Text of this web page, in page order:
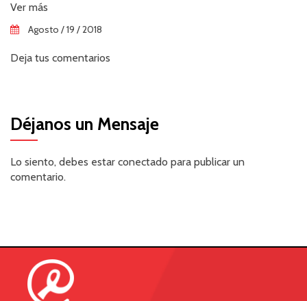
Ver más
Agosto / 19 / 2018
Deja tus comentarios
Déjanos un Mensaje
Lo siento, debes estar conectado para publicar un
comentario.